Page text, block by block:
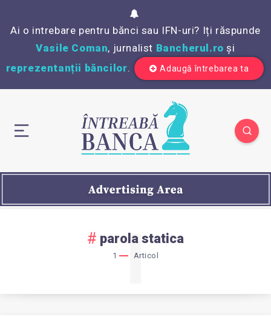
Ai o intrebare pentru bănci sau IFN-uri? Iți răspunde
Vasile Coman, jurnalist Bancherul.ro și
reprezentanții băncilor. Adaugă întrebarea ta
parola statica
1 Articol
1